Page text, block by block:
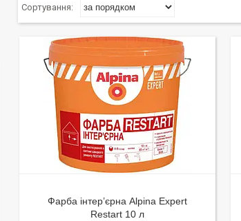
Фарба інтер’єрна Alpina Expert
Restart 10 л